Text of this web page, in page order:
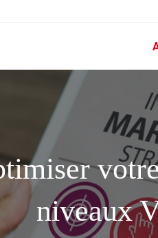
niveaux